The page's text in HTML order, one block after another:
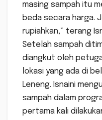
masing sampah itu
beda secara harga.
rupiahkan,” terang
Setelah sampah
diangkut oleh
lokasi yang ada di
Leneng. Isnaini
sampah dalam
pertama kali